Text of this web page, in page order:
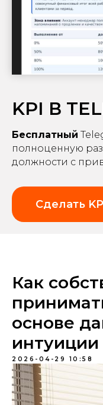
KPI В
Бесплатный
полноценную
должности с
Сделать
Как
основе
интуиции
2026-04-29 10:58